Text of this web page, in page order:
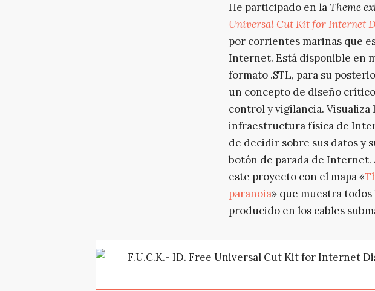
He participado en laTheme
Universal Cut Kit for Internet
por corrientes marinas que
Internet. Está disponible en
formato .STL, para su
un concepto de diseño
control y vigilancia.
infraestructura física de
de decidir sobre sus datos y
botón de parada de Internet.
este proyecto con el mapa «
paranoia» que muestra
producido en los cables